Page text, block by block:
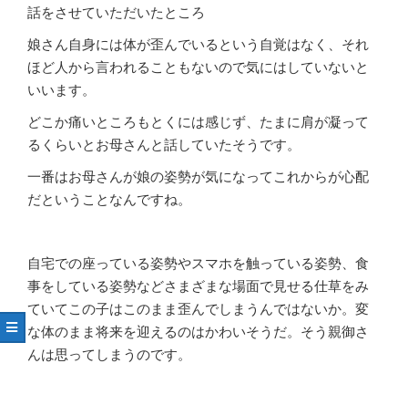
話をさせていただいたところ
娘さん自身には体が歪んでいるという自覚はなく、それ
ほど人から言われることもないので気にはしていないと
いいます。
どこか痛いところもとくには感じず、たまに肩が凝って
るくらいとお母さんと話していたそうです。
一番はお母さんが娘の姿勢が気になってこれからが心配
だということなんですね。
自宅での座っている姿勢やスマホを触っている姿勢、食
事をしている姿勢などさまざまな場面で見せる仕草をみ
ていてこの子はこのまま歪んでしまうんではないか。変
な体のまま将来を迎えるのはかわいそうだ。そう親御さ
んは思ってしまうのです。